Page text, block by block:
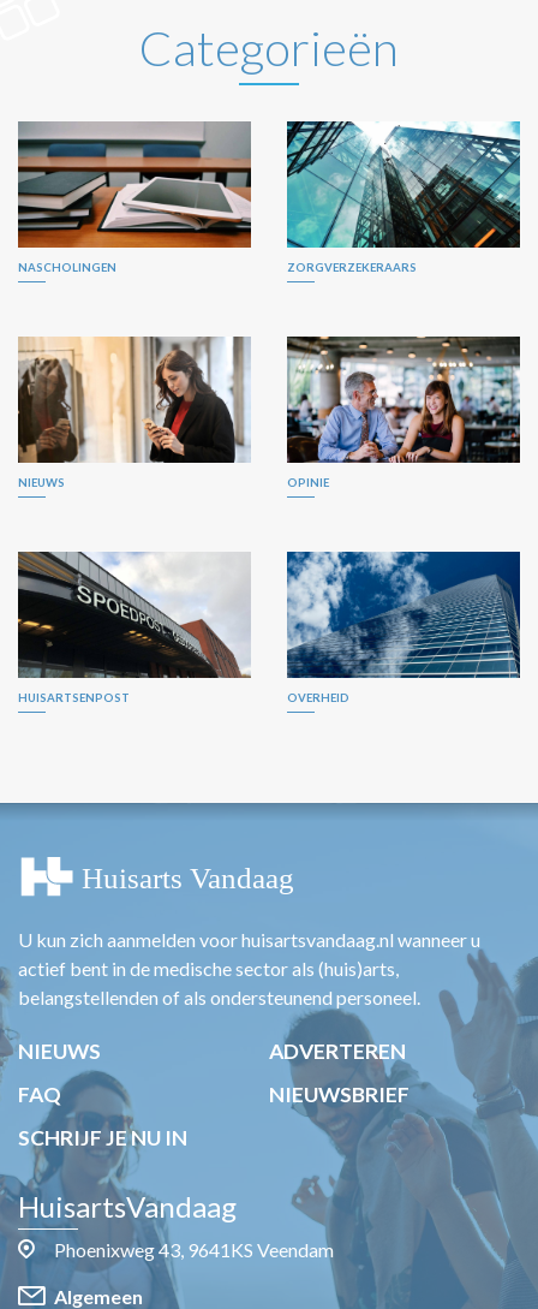
Categorieën
NASCHOLINGEN ZORGVERZEKERAARS
NIEUWS OPINIE
HUISARTSENPOST OVERHEID
U kun zich aanmelden voor huisartsvandaag.nl wanneer u
actief bent in de medische sector als (huis)arts,
belangstellenden of als ondersteunend personeel.
NIEUWS
ADVERTEREN
FAQ
NIEUWSBRIEF
SCHRIJF JE NU IN
HuisartsVandaag
Phoenixweg 43, 9641KS Veendam
Algemeen